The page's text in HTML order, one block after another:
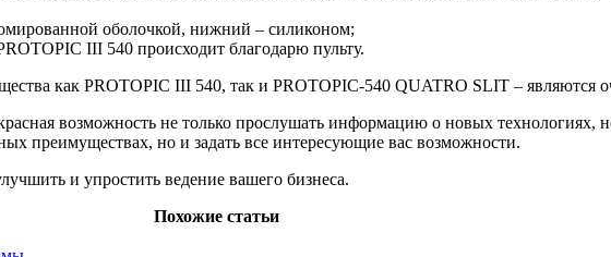
оболочкой, нижний – силиконом;
III 540 происходит благодарю пульту.
как PROTOPIC III 540, так и PROTOPIC-540 QUATRO SLIT – являются
возможность не только прослушать информацию о новых технологиях,
преимуществах, но и задать все интересующие вас возможности.
и упростить ведение вашего бизнеса.
Похожие статьи